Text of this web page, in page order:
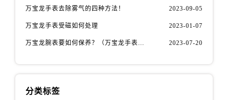
内蒙古自治区包头市青山区幸福路甲3号王府井百货名表维修万国售后服务中心（需提前预约）
万宝龙手表去除雾气的四种方法！ 2023-09-05
万宝龙手表受磁如何处理 2023-01-07
万宝龙腕表要如何保养？（万宝龙手表保养方法！） 2023-07-20
分类标签